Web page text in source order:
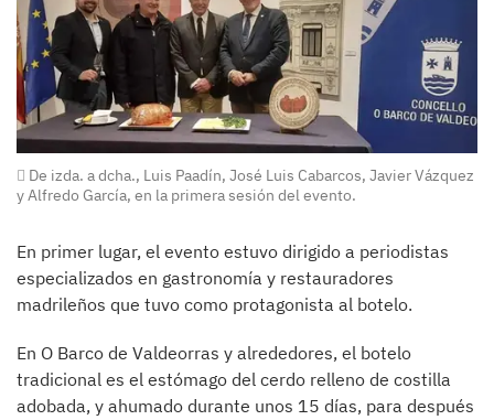
De izda. a dcha., Luis Paadín, José Luis Cabarcos, Javier Vázquez
y Alfredo García, en la primera sesión del evento.
En primer lugar, el evento estuvo dirigido a periodistas
especializados en gastronomía y restauradores
madrileños que tuvo como protagonista al botelo.
En O Barco de Valdeorras y alrededores, el botelo
tradicional es el estómago del cerdo relleno de costilla
adobada, y ahumado durante unos 15 días, para después